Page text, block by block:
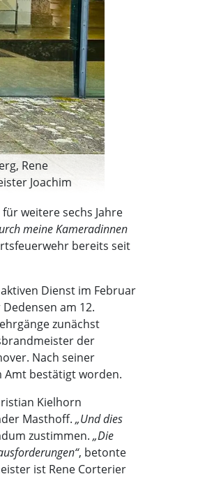
Rene
Joachim
weitere sechs Jahre
meine Kameradinnen
bereits seit
Dienst im Februar
am 12.
zunächst
der
Nach seiner
Amt bestätigt worden.
Kielhorn
Masthoff. „Und dies
zustimmen. „Die
, betonte
ist Rene Corterier